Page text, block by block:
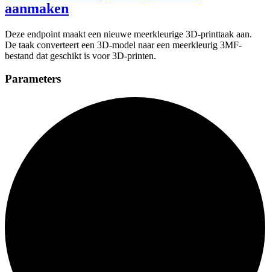
aanmaken
Deze endpoint maakt een nieuwe meerkleurige 3D-printtaak aan.
De taak converteert een 3D-model naar een meerkleurig 3MF-
bestand dat geschikt is voor 3D-printen.
Parameters